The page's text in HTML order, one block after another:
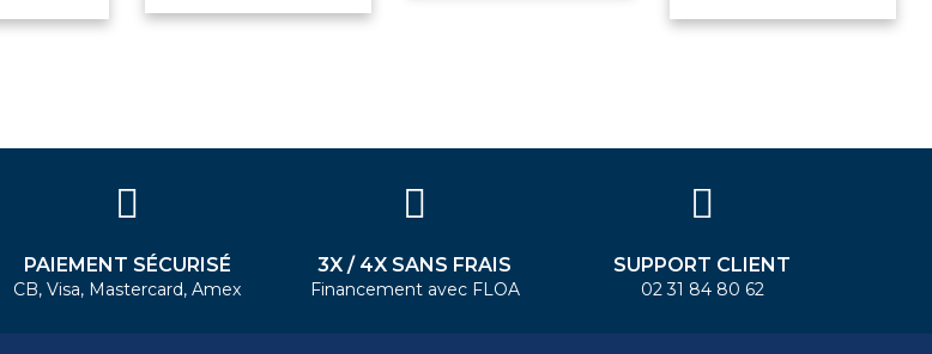
PAIEMENT SÉCURISÉ
CB, Visa, Mastercard, Amex
3X / 4X SANS FRAIS
Financement avec FLOA
SUPPORT CLIENT
02 31 84 80 62